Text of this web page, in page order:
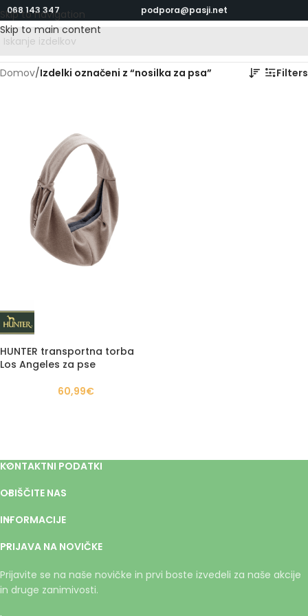
Skip to navigation
Skip to main content
068 143 347 podpora@pasji.net
Domov/Izdelki označeni z “nosilka za psa” Filters
HUNTER transportna torba
Los Angeles za pse
60,99€
KONTAKTNI PODATKI
OBIŠČITE NAS
INFORMACIJE
PRIJAVA NA NOVIČKE
Prijavite se na naše novičke in prvi boste izvedeli za naše akcije
in druge zanimivosti.